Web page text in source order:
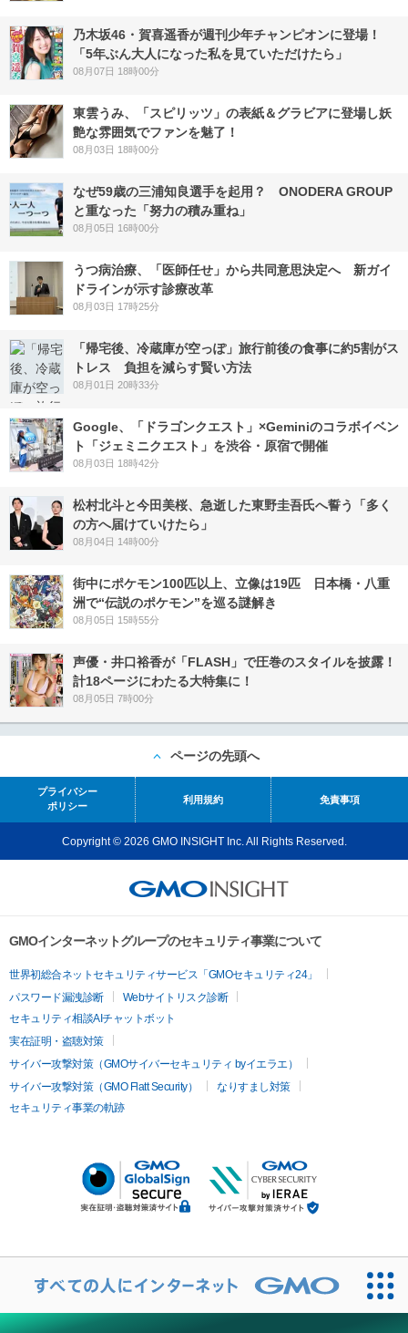
乃木坂46・賀喜遥香が週刊少年チャンピオンに登場！
「5年ぶん大人になった私を見ていただけたら」
08月07日 18時00分
東雲うみ、「スピリッツ」の表紙＆グラビアに登場し妖
艶な雰囲気でファンを魅了！
08月03日 18時00分
なぜ59歳の三浦知良選手を起用？ ONODERA GROUP
と重なった「努力の積み重ね」
08月05日 16時00分
うつ病治療、「医師任せ」から共同意思決定へ 新ガイ
ドラインが示す診療改革
08月03日 17時25分
「帰宅後、冷蔵庫が空っぽ」旅行前後の食事に約5割がス
トレス 負担を減らす賢い方法
08月01日 20時33分
Google、「ドラゴンクエスト」×Geminiのコラボイベン
ト「ジェミニクエスト」を渋谷・原宿で開催
08月03日 18時42分
松村北斗と今田美桜、急逝した東野圭吾氏へ誓う「多く
の方へ届けていけたら」
08月04日 14時00分
街中にポケモン100匹以上、立像は19匹 日本橋・八重
洲で“伝説のポケモン”を巡る謎解き
08月05日 15時55分
声優・井口裕香が「FLASH」で圧巻のスタイルを披露！
計18ページにわたる大特集に！
08月05日 7時00分
ページの先頭へ
プライバシー
ポリシー
利用規約 免責事項
Copyright © 2026 GMO INSIGHT Inc. All Rights Reserved.
GMOインターネットグループのセキュリティ事業について
世界初総合ネットセキュリティサービス「GMOセキュリティ24」
パスワード漏洩診断
Webサイトリスク診断
セキュリティ相談AIチャットボット
実在証明・盗聴対策
サイバー攻撃対策（GMOサイバーセキュリティ byイエラエ）
サイバー攻撃対策（GMO Flatt Security）
なりすまし対策
セキュリティ事業の軌跡